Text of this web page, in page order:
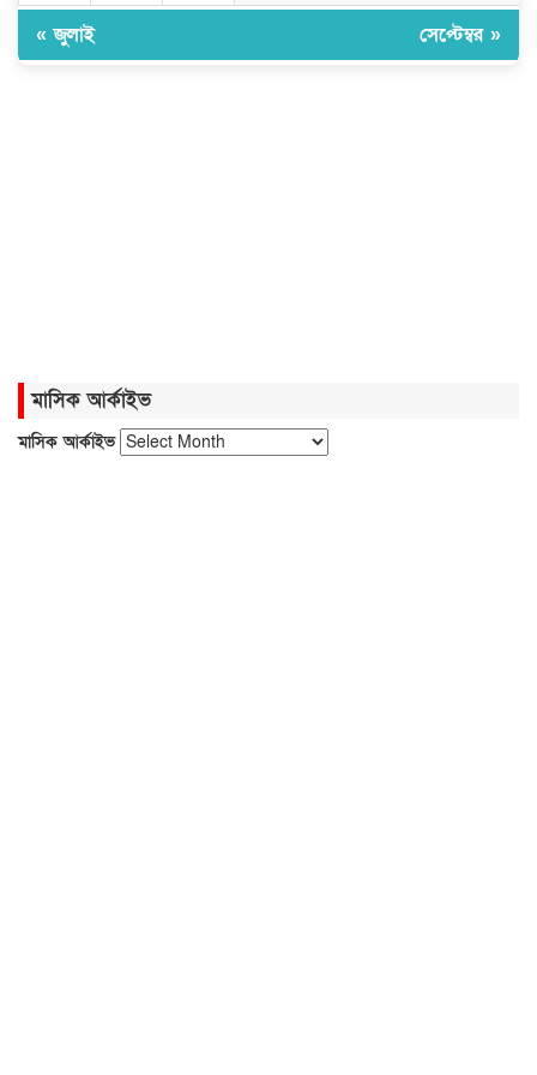
জুলাইয়ে ৪৫৮ সড়ক দুর্ঘটনা, প্রাণ গেল
বিদেশিদের সামনে হেনস্তা হলাম, খুব
« জুলাই সেপ্টেম্বর »
মাসিক আর্কাইভ
মাসিক আর্কাইভ